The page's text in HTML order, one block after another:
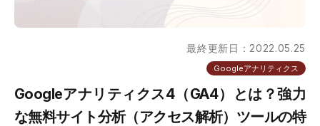
最終更新日：2022.05.25
Googleアナリティクス
Googleアナリティクス4（GA4）とは？強力
な無料サイト分析（アクセス解析）ツールの特